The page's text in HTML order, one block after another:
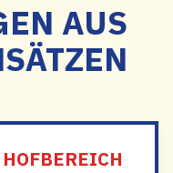
AUS